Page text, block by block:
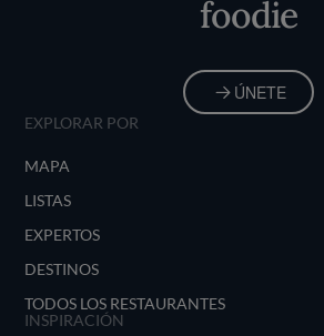
foodie
ÚNETE
EXPLORAR POR
MAPA
LISTAS
EXPERTOS
DESTINOS
TODOS LOS RESTAURANTES
INSPIRACIÓN